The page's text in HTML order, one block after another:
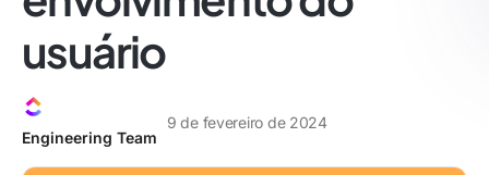
usuário
Engineering Team
9 de fevereiro de 2024